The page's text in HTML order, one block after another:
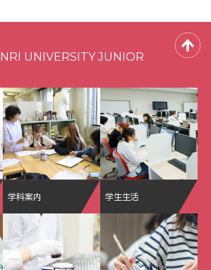
学科案内 学生生活